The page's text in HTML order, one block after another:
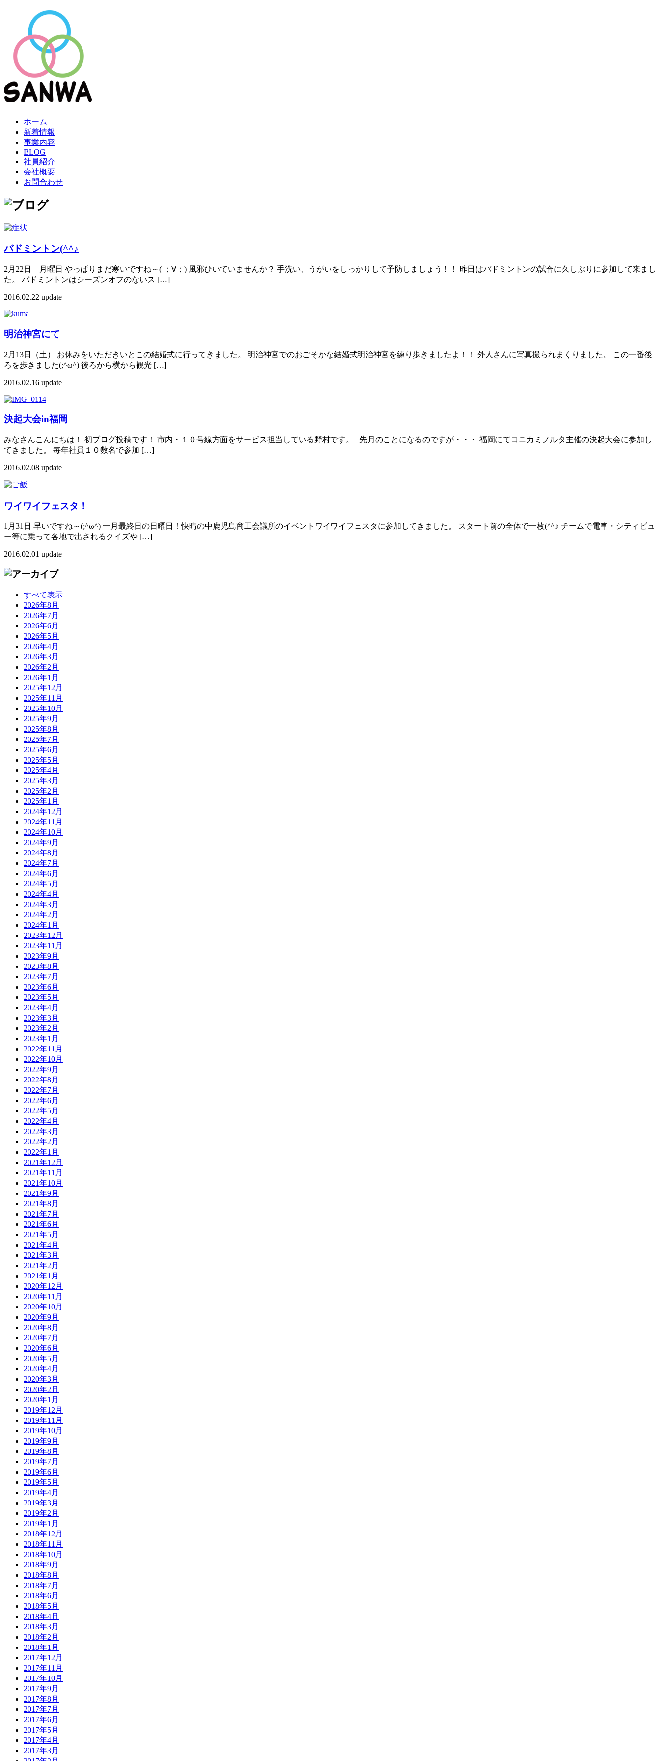
ホーム
新着情報
事業内容
BLOG
社員紹介
会社概要
お問合わせ
バドミントン(^^♪
2月22日 月曜日 やっぱりまだ寒いですね～( ；∀；) 風邪ひいていませんか？ 手洗い、うがいをしっかりして予防しましょう！！ 昨日はバドミントンの試合に久しぶりに参加して来まし
た。 バドミントンはシーズンオフのないス […]
2016.02.22 update
明治神宮にて
2月13日（土） お休みをいただきいとこの結婚式に行ってきました。 明治神宮でのおごそかな結婚式明治神宮を練り歩きましたよ！！ 外人さんに写真撮られまくりました。 この一番後
ろを歩きました(;^ω^) 後ろから横から観光 […]
2016.02.16 update
決起大会in福岡
みなさんこんにちは！ 初ブログ投稿です！ 市内・１０号線方面をサービス担当している野村です。 先月のことになるのですが・・・ 福岡にてコニカミノルタ主催の決起大会に参加し
てきました。 毎年社員１０数名で参加 […]
2016.02.08 update
ワイワイフェスタ！
1月31日 早いですね～(;^ω^) 一月最終日の日曜日！快晴の中鹿児島商工会議所のイベントワイワイフェスタに参加してきました。 スタート前の全体で一枚(^^♪ チームで電車・シティビュ
ー等に乗って各地で出されるクイズや […]
2016.02.01 update
すべて表示
2026年8月
2026年7月
2026年6月
2026年5月
2026年4月
2026年3月
2026年2月
2026年1月
2025年12月
2025年11月
2025年10月
2025年9月
2025年8月
2025年7月
2025年6月
2025年5月
2025年4月
2025年3月
2025年2月
2025年1月
2024年12月
2024年11月
2024年10月
2024年9月
2024年8月
2024年7月
2024年6月
2024年5月
2024年4月
2024年3月
2024年2月
2024年1月
2023年12月
2023年11月
2023年9月
2023年8月
2023年7月
2023年6月
2023年5月
2023年4月
2023年3月
2023年2月
2023年1月
2022年11月
2022年10月
2022年9月
2022年8月
2022年7月
2022年6月
2022年5月
2022年4月
2022年3月
2022年2月
2022年1月
2021年12月
2021年11月
2021年10月
2021年9月
2021年8月
2021年7月
2021年6月
2021年5月
2021年4月
2021年3月
2021年2月
2021年1月
2020年12月
2020年11月
2020年10月
2020年9月
2020年8月
2020年7月
2020年6月
2020年5月
2020年4月
2020年3月
2020年2月
2020年1月
2019年12月
2019年11月
2019年10月
2019年9月
2019年8月
2019年7月
2019年6月
2019年5月
2019年4月
2019年3月
2019年2月
2019年1月
2018年12月
2018年11月
2018年10月
2018年9月
2018年8月
2018年7月
2018年6月
2018年5月
2018年4月
2018年3月
2018年2月
2018年1月
2017年12月
2017年11月
2017年10月
2017年9月
2017年8月
2017年7月
2017年6月
2017年5月
2017年4月
2017年3月